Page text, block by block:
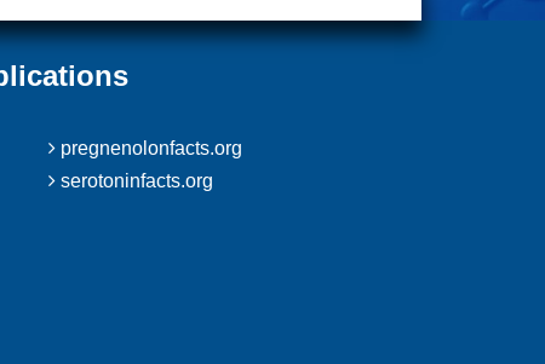
pregnenolonfacts.org
serotoninfacts.org